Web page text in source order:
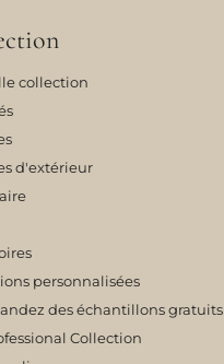
collection
d'extérieur
personnalisées
des échantillons gratuits
Collection